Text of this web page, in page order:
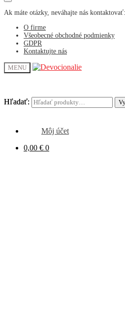
Ak máte otázky, neváhajte nás
O firme
Všeobecné obchodné podmienky
GDPR
Kontaktujte nás
MENU
Hľadať:
Môj účet
0,00 € 0
Hľadať: